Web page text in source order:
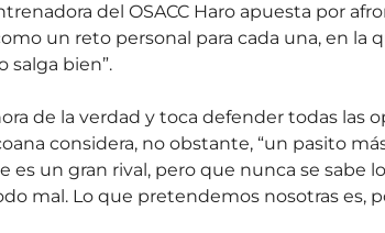
del OSACC Haro apuesta por
un reto personal para cada una, en la
salga bien”.
de la verdad y toca defender todas las
considera, no obstante, “un pasito
es un gran rival, pero que nunca se
mal. Lo que pretendemos nosotras es,